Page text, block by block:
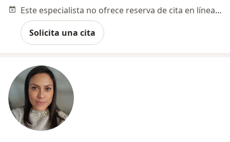
Este especialista no ofrece reserva de cita en línea en esta dirección.
Solicita una cita